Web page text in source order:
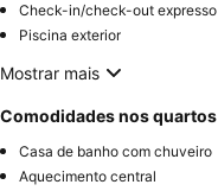
Check-in/check-out expresso
Piscina exterior
Mostrar mais
Comodidades nos quartos
Casa de banho com chuveiro
Aquecimento central